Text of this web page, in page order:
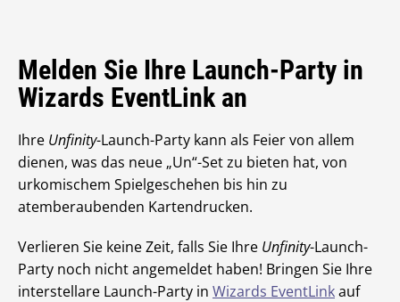
Melden Sie Ihre Launch-Party in
Wizards EventLink an
Ihre Unfinity-Launch-Party kann als Feier von allem
dienen, was das neue „Un“-Set zu bieten hat, von
urkomischem Spielgeschehen bis hin zu
atemberaubenden Kartendrucken.
Verlieren Sie keine Zeit, falls Sie Ihre Unfinity-Launch-
Party noch nicht angemeldet haben! Bringen Sie Ihre
interstellare Launch-Party in Wizards EventLinkauf